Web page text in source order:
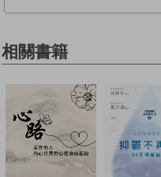
相關書籍